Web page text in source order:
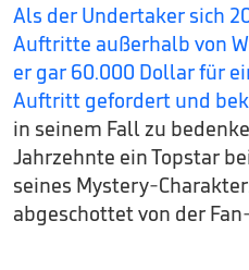
Als der Undertaker sich
Auftritte außerhalb von
er gar 60.000 Dollar für
Auftritt gefordert und
in seinem Fall zu
Jahrzehnte ein Topstar
seines Mystery-
abgeschottet von der